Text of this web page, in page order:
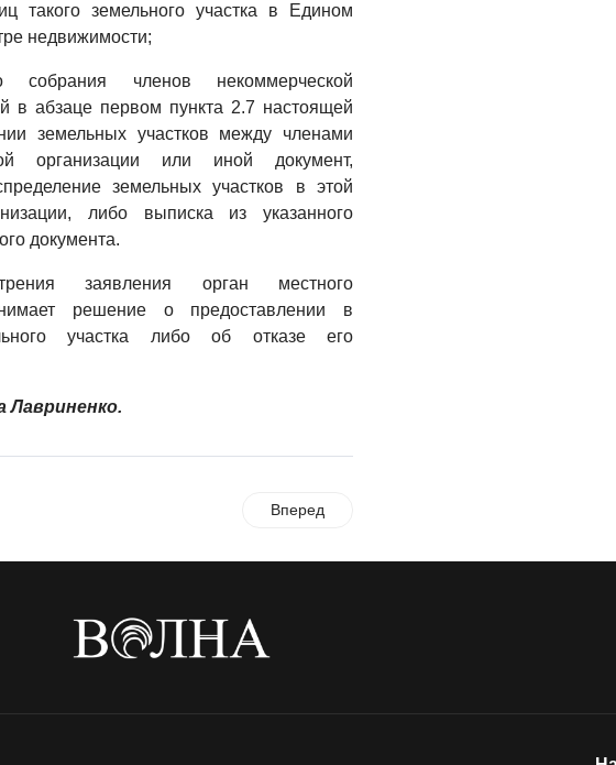
такого земельного участка в Едином
недвижимости;
членов некоммерческой
в абзаце первом пункта 2.7 настоящей
земельных участков между членами
организации или иной документ,
земельных участков в этой
либо выписка из указанного
документа.
заявления орган местного
решение о предоставлении в
участка либо об отказе его
Лавриненко.
Вперед